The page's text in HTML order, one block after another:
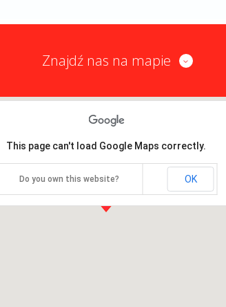
Znajdź nas na mapie
This page can't load Google Maps correctly.
Do you own this website? OK